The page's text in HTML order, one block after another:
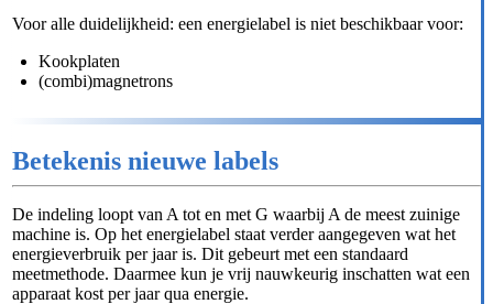
Voor alle duidelijkheid: een energielabel is niet beschikbaar voor:
Kookplaten
(combi)magnetrons
Betekenis nieuwe labels
De indeling loopt van A tot en met G waarbij A de meest zuinige
machine is. Op het energielabel staat verder aangegeven wat het
energieverbruik per jaar is. Dit gebeurt met een standaard
meetmethode. Daarmee kun je vrij nauwkeurig inschatten wat een
apparaat kost per jaar qua energie.